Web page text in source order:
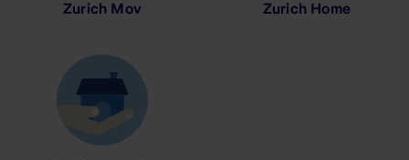
Zurich Mov Zurich Home